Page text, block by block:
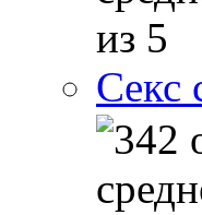
Секс